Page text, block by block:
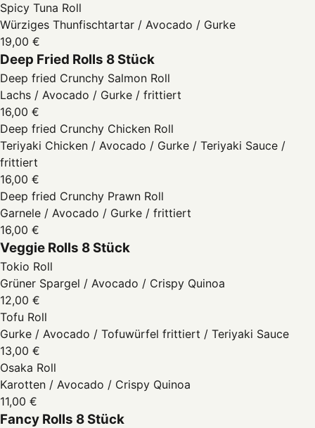
Spicy Tuna Roll
Würziges Thunfischtartar / Avocado / Gurke
19,00 €
Deep Fried Rolls 8 Stück
Deep fried Crunchy Salmon Roll
Lachs / Avocado / Gurke / frittiert
16,00 €
Deep fried Crunchy Chicken Roll
Teriyaki Chicken / Avocado / Gurke / Teriyaki Sauce /
frittiert
16,00 €
Deep fried Crunchy Prawn Roll
Garnele / Avocado / Gurke / frittiert
16,00 €
Veggie Rolls 8 Stück
Tokio Roll
Grüner Spargel / Avocado / Crispy Quinoa
12,00 €
Tofu Roll
Gurke / Avocado / Tofuwürfel frittiert / Teriyaki Sauce
13,00 €
Osaka Roll
Karotten / Avocado / Crispy Quinoa
11,00 €
Fancy Rolls 8 Stück